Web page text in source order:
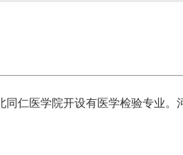
仁医学院开设有医学检验专业。